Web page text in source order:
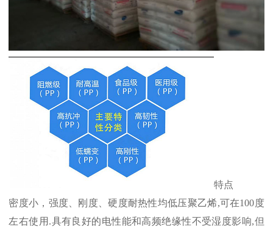
特点
密度小，强度、刚度、硬度耐热性均低压聚乙烯,可在100度
左右使用 .具有良好的电性能和高频绝缘性不受湿度影响,但